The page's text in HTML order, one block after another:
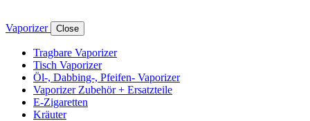
Vaporizer Close
Tragbare Vaporizer
Tisch Vaporizer
Öl-, Dabbing-, Pfeifen- Vaporizer
Vaporizer Zubehör + Ersatzteile
E-Zigaretten
Kräuter